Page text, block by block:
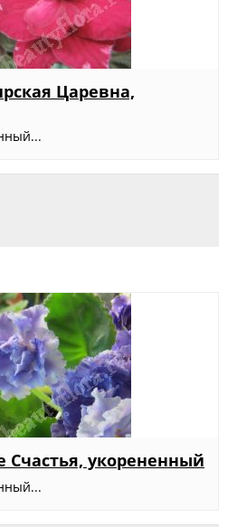
Царевна,
укорененный